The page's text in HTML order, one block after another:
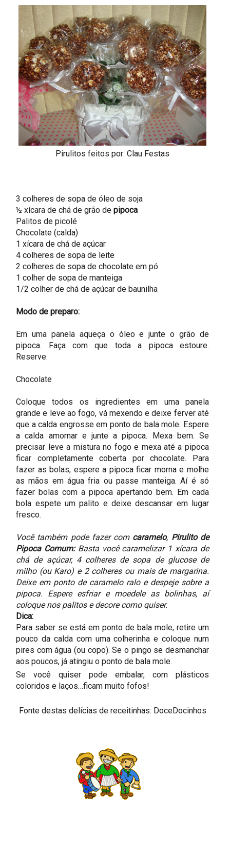
Pirulitos feitos por:Clau Festas
3 colheres de sopa de óleo de soja
½ xícara de chá de grão depipoca
Palitos de picolé
Chocolate (calda)
1 xícara de chá de açúcar
4 colheres de sopa de leite
2 colheres de sopa de chocolate em pó
1 colher de sopa de manteiga
1/2 colher de chá de açúcar de baunilha
Modo de preparo:
Em uma panela aqueça o óleo e junte o grão de
pipoca. Faça com que toda a pipoca estoure.
Reserve.
Chocolate
Coloque todos os ingredientes em uma panela
grande e leve ao fogo, vá mexendo e deixe ferver até
que a calda engrosse em ponto de bala mole. Espere
a calda amornar e junte a pipoca. Mexa bem. Se
precisar leve a mistura no fogo e mexa até a pipoca
ficar completamente coberta por chocolate. Para
fazer as bolas, espere a pipoca ficar morna e molhe
as mãos em água fria ou passe manteiga. Aí é só
fazer bolas com a pipoca apertando bem. Em cada
bola espete um palito e deixe descansar em lugar
fresco.
Você também pode fazer com caramelo, Pirulito de
Pipoca Comum:Basta você caramelizar 1 xícara de
chá de açúcar, 4 colheres de sopa de glucose de
milho (ou Karo) e 2 colheres ou mais de margarina.
Deixe em ponto de caramelo ralo e despeje sobre a
pipoca. Espere esfriar e moedele as bolinhas, aí
coloque nos palitos e decore como quiser.
Dica:
Para saber se está em ponto de bala mole, retire um
pouco da calda com uma colherinha e coloque num
pires com água (ou copo). Se o pingo se desmanchar
aos poucos, já atingiu o ponto de bala mole.
Se você quiser pode embalar, com plásticos
coloridos e laços…ficam muito fofos!
Fonte destas delícias de receitinhas: DoceDocinhos